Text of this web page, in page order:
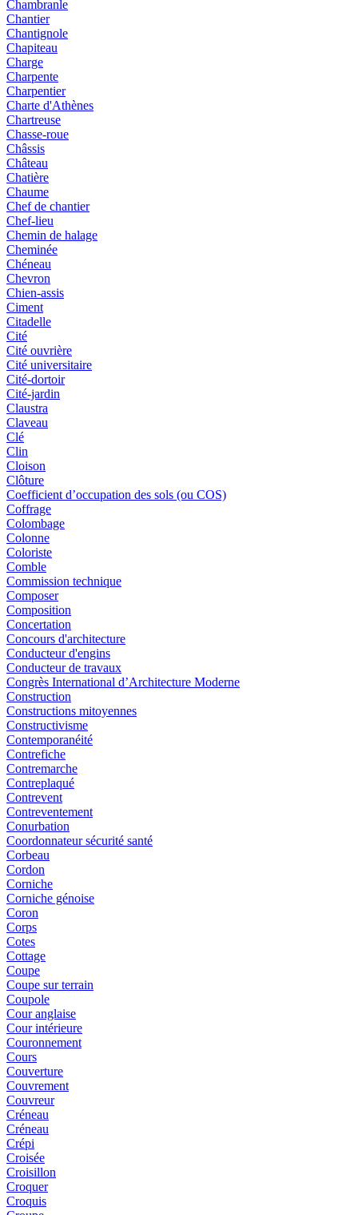
Chambranle
Chantier
Chantignole
Chapiteau
Charge
Charpente
Charpentier
Charte d'Athènes
Chartreuse
Chasse-roue
Châssis
Château
Chatière
Chaume
Chef de chantier
Chef-lieu
Chemin de halage
Cheminée
Chéneau
Chevron
Chien-assis
Ciment
Citadelle
Cité
Cité ouvrière
Cité universitaire
Cité-dortoir
Cité-jardin
Claustra
Claveau
Clé
Clin
Cloison
Clôture
Coefficient d’occupation des sols (ou COS)
Coffrage
Colombage
Colonne
Coloriste
Comble
Commission technique
Composer
Composition
Concertation
Concours d'architecture
Conducteur d'engins
Conducteur de travaux
Congrès International d’Architecture Moderne
Construction
Constructions mitoyennes
Constructivisme
Contemporanéité
Contrefiche
Contremarche
Contreplaqué
Contrevent
Contreventement
Conurbation
Coordonnateur sécurité santé
Corbeau
Cordon
Corniche
Corniche génoise
Coron
Corps
Cotes
Cottage
Coupe
Coupe sur terrain
Coupole
Cour anglaise
Cour intérieure
Couronnement
Cours
Couverture
Couvrement
Couvreur
Créneau
Créneau
Crépi
Croisée
Croisillon
Croquer
Croquis